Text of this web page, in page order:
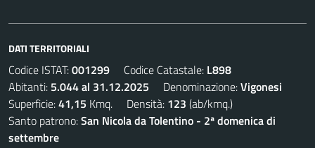
DATI TERRITORIALI
Codice ISTAT:001299 Codice Catastale: L898
Abitanti: 5.044 al 31.12.2025 Denominazione:Vigonesi
Superficie:41,15 Kmq. Densità: 123 (ab/kmq.)
Santo patrono:San Nicola da Tolentino - 2ª domenica di
settembre